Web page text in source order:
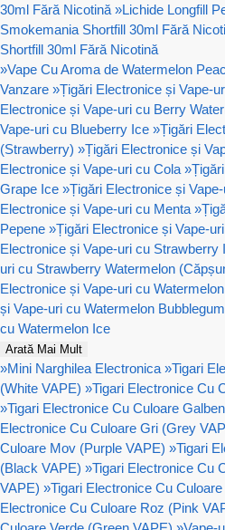
30ml Fără Nicotină »Lichide Longfill
Smokemania Shortfill 30ml Fără
Shortfill 30ml Fără Nicotină
»Vape Cu Aroma de Watermelon
Vanzare »Țigări Electronice și Vape-
Electronice și Vape-uri cu Berry
Vape-uri cu Blueberry Ice »Țigări
(Strawberry) »Țigări Electronice și
Electronice și Vape-uri cu Cola »
Grape Ice »Țigări Electronice și
Electronice și Vape-uri cu Menta »
Pepene »Țigări Electronice și Vape-
Electronice și Vape-uri cu Strawberry
uri cu Strawberry Watermelon
Electronice și Vape-uri cu
și Vape-uri cu Watermelon Bubblegum
cu Watermelon Ice
Arată Mai Mult
»Mini Narghilea Electronica »Tigari
(White VAPE) »Tigari Electronice Cu
»Tigari Electronice Cu Culoare
Electronice Cu Culoare Gri (Grey
Culoare Mov (Purple VAPE) »Tigari
(Black VAPE) »Tigari Electronice Cu
VAPE) »Tigari Electronice Cu
Electronice Cu Culoare Roz (Pink